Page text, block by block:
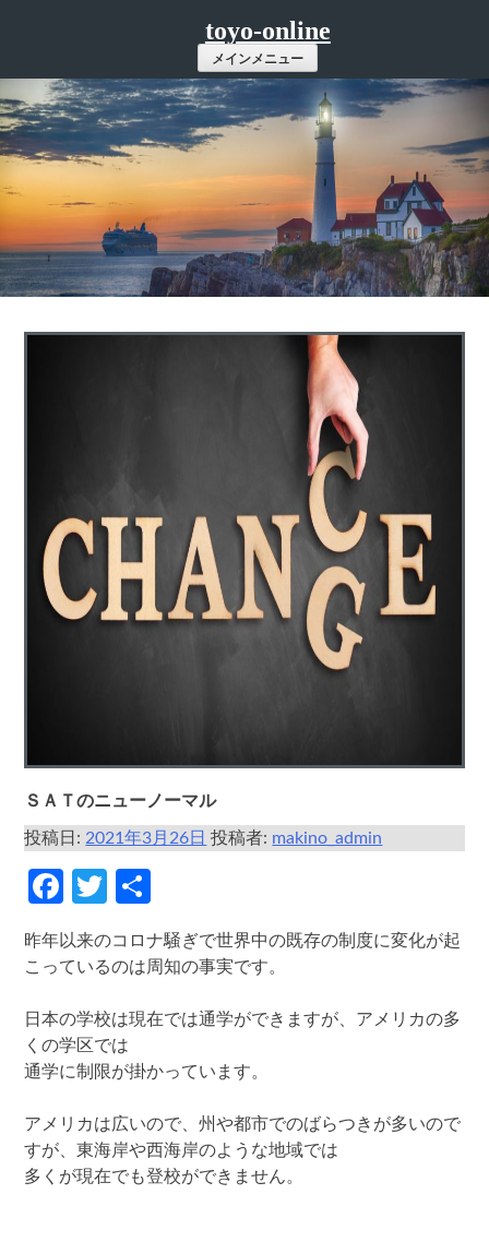
ツ
へ
ス
キ
ッ
プ
toyo-online
メインメニュー
ＳＡＴのニューノーマル
投稿日:2021年3月26日 投稿者: makino_admin
Facebook
Twitter
昨年以来のコロナ騒ぎで世界中の既存の制度に変化が起
こっているのは周知の事実です。
日本の学校は現在では通学ができますが、アメリカの多
くの学区では
通学に制限が掛かっています。
アメリカは広いので、州や都市でのばらつきが多いので
すが、東海岸や西海岸のような地域では
多くが現在でも登校ができません。